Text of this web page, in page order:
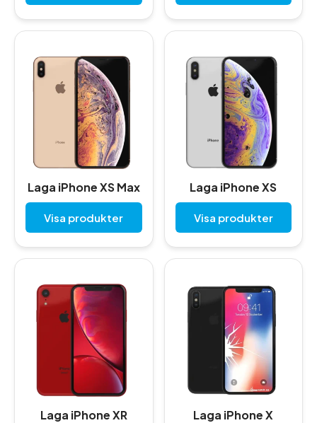
Laga iPhone XS Max
Visa produkter
Laga iPhone XS
Visa produkter
Laga iPhone XR Laga iPhone X